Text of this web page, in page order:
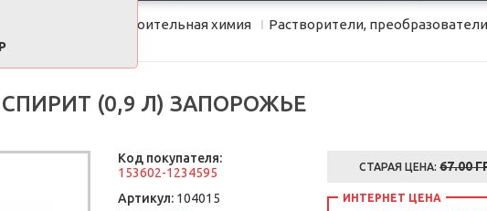
химия Строительная химия
Растворители,
(0,9 Л) ЗАПОРОЖЬЕ
Код покупателя:
153602-1234595
Артикул: 104015
СТАРАЯ ЦЕНА:67.00
ИНТЕРНЕТ ЦЕНА